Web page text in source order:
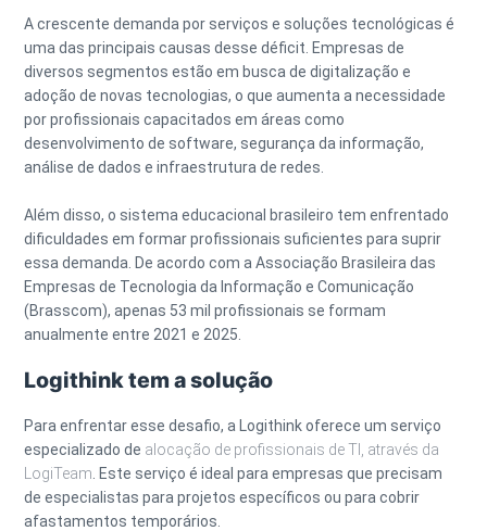
A crescente demanda por serviços e soluções tecnológicas é
uma das principais causas desse déficit. Empresas de
diversos segmentos estão em busca de digitalização e
adoção de novas tecnologias, o que aumenta a necessidade
por profissionais capacitados em áreas como
desenvolvimento de software, segurança da informação,
análise de dados e infraestrutura de redes.
Além disso, o sistema educacional brasileiro tem enfrentado
dificuldades em formar profissionais suficientes para suprir
essa demanda. De acordo com a Associação Brasileira das
Empresas de Tecnologia da Informação e Comunicação
(Brasscom), apenas 53 mil profissionais se formam
anualmente entre 2021 e 2025.
Logithink tem a solução
Para enfrentar esse desafio, a Logithink oferece um serviço
especializado de alocação de profissionais de TI, através da
LogiTeam . Este serviço é ideal para empresas que precisam
de especialistas para projetos específicos ou para cobrir
afastamentos temporários.